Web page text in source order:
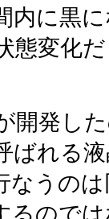
内に黒
態変化
開発し
ばれる
なうの
るので